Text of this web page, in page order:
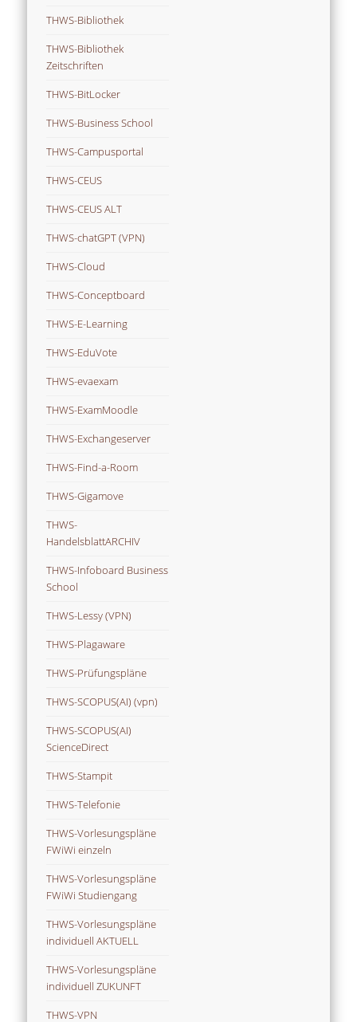
THWS-Bibliothek
THWS-Bibliothek
Zeitschriften
THWS-BitLocker
THWS-Business School
THWS-Campusportal
THWS-CEUS
THWS-CEUS ALT
THWS-chatGPT (VPN)
THWS-Cloud
THWS-Conceptboard
THWS-E-Learning
THWS-EduVote
THWS-evaexam
THWS-ExamMoodle
THWS-Exchangeserver
THWS-Find-a-Room
THWS-Gigamove
THWS-
HandelsblattARCHIV
THWS-Infoboard Business
School
THWS-Lessy (VPN)
THWS-Plagaware
THWS-Prüfungspläne
THWS-SCOPUS(AI) (vpn)
THWS-SCOPUS(AI)
ScienceDirect
THWS-Stampit
THWS-Telefonie
THWS-Vorlesungspläne
FWiWi einzeln
THWS-Vorlesungspläne
FWiWi Studiengang
THWS-Vorlesungspläne
individuell AKTUELL
THWS-Vorlesungspläne
individuell ZUKUNFT
THWS-VPN